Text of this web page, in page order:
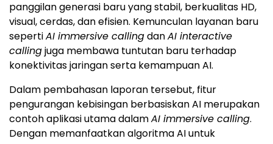
panggilan generasi baru yang stabil, berkualitas HD,
visual, cerdas, dan efisien. Kemunculan layanan baru
sepertiAI immersive callingdanAI interactive
callingjuga membawa tuntutan baru terhadap
konektivitas jaringan serta kemampuan AI.
Dalam pembahasan laporan tersebut, fitur
pengurangan kebisingan berbasiskan AI merupakan
contoh aplikasi utama dalamAI immersive calling.
Dengan memanfaatkan algoritma AI untuk